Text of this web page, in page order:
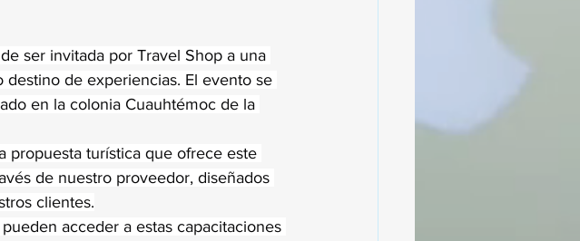
ser invitada por Travel Shop a una
de experiencias. El evento se
en la colonia Cuauhtémoc de la
propuesta turística que ofrece este
de nuestro proveedor, diseñados
clientes.
acceder a estas capacitaciones